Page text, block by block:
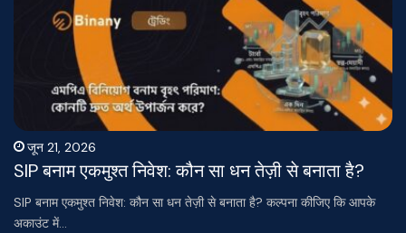
जून 21, 2026
SIP बनाम एकमुश्त निवेश: कौन सा धन तेज़ी से बनाता है?
SIP बनाम एकमुश्त निवेश: कौन सा धन तेज़ी से बनाता है? कल्पना कीजिए कि आपके
अकाउंट में…